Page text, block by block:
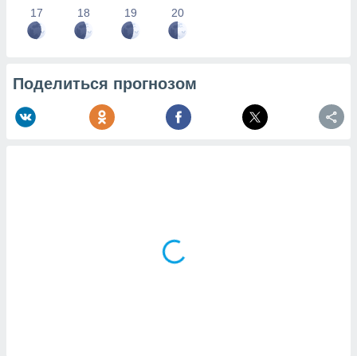
17 18 19 20
Поделиться прогнозом